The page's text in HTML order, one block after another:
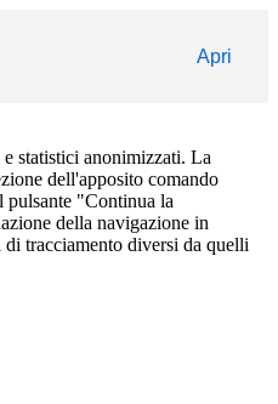
Apri
statistici anonimizzati. La
dell'apposito comando
"Continua la
della navigazione in
tracciamento diversi da quelli